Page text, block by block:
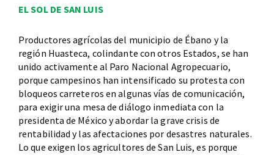
EL SOL DE SAN LUIS
Productores agrícolas del municipio de Ébano y la
región Huasteca, colindante con otros Estados, se han
unido activamente al Paro Nacional Agropecuario,
porque campesinos han intensificado su protesta con
bloqueos carreteros en algunas vías de comunicación,
para exigir una mesa de diálogo inmediata con la
presidenta de México y abordar la grave crisis de
rentabilidad y las afectaciones por desastres naturales.
Lo que exigen los agricultores de San Luis, es porque